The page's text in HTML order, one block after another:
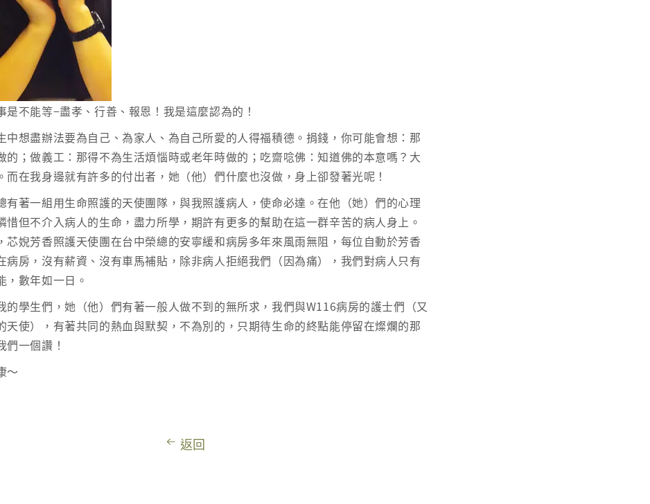
是不能等−盡孝、行善、報恩！我是這麼認為的！
中想盡辦法要為自己、為家人、為自己所愛的人得福積德。捐錢，你可能會想：那
的；做義工：那得不為生活煩惱時或老年時做的；吃齋唸佛：知道佛的本意嗎？大
而在我身邊就有許多的付出者，她（他）們什麼也沒做，身上卻發著光呢！
有著一組用生命照護的天使團隊，與我照護病人，使命必達。在他（她）們的心理
惜但不介入病人的生命，盡力所學，期許有更多的幫助在這一群辛苦的病人身上。
芯婗芳香照護天使團在台中榮總的安寧緩和病房多年來風雨無阻，每位自動於芳香
病房，沒有薪資、沒有車馬補貼，除非病人拒絕我們（因為痛），我們對病人只有
，數年如一日。
的學生們，她（他）們有著一般人做不到的無所求，我們與W116病房的護士們（又
天使），有著共同的熱血與默契，不為別的，只期待生命的終點能停留在燦爛的那
們一個讚！
～
返回